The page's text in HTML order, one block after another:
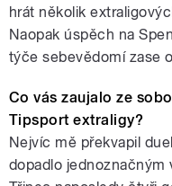
hrát několik
Naopak úspěch na
týče sebevědomí zase
Co vás zaujalo ze
Tipsport extraligy?
Nejvíc mě překvapil
dopadlo jednoznačným